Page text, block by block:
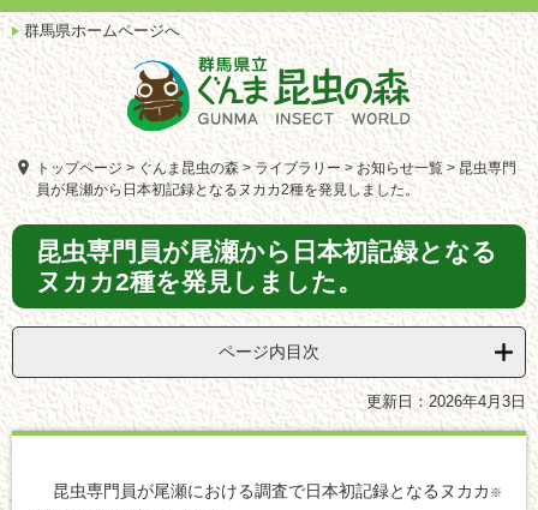
ペ
ー
ジ
の
す。
メ
ニ
ュ
ー
し
本
へ
群馬県ホームページへ
トップページ > ぐんま昆虫の森 > ライブラリー > お知らせ一覧 > 昆虫専門
員が尾瀬から日本初記録となるヌカカ2種を発見しました。
本
昆虫専門員が尾瀬から日本初記録となる
ヌカカ2種を発見しました。
ページ内目次
更新日：2026年4月3日
昆虫専門員が尾瀬における調査で日本初記録となるヌカカ ※